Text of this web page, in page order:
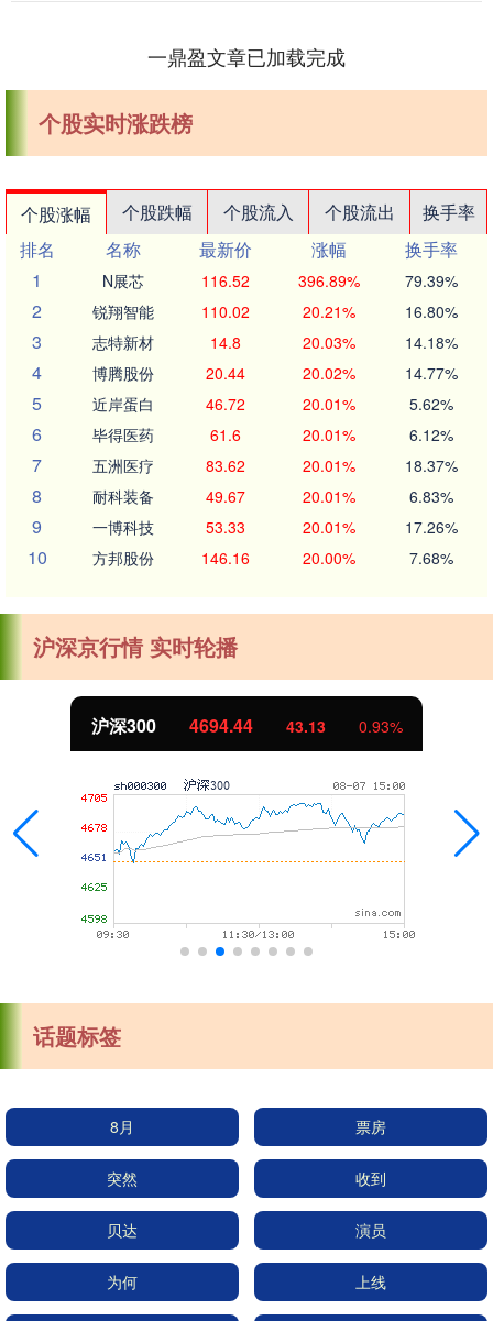
一鼎盈文章已加载完成
个股实时涨跌榜
个股涨幅 个股跌幅 个股流入 个股流出
换手率
排名
名称 最新价 涨幅
换手率
1
N展芯 116.52 396.89% 79.39%
2 锐翔智能 110.02 20.21% 16.80%
3 志特新材 14.8 20.03% 14.18%
4 博腾股份 20.44 20.02% 14.77%
5 近岸蛋白 46.72 20.01% 5.62%
6 毕得医药 61.6 20.01% 6.12%
7 五洲医疗 83.62 20.01% 18.37%
8 耐科装备 49.67 20.01% 6.83%
9 一博科技 53.33 20.01% 17.26%
10 方邦股份 146.16 20.00% 7.68%
沪深京行情 实时轮播
沪深300 4694.44 43.13 0.93%
话题标签
8月 票房
突然 收到
贝达 演员
为何 上线